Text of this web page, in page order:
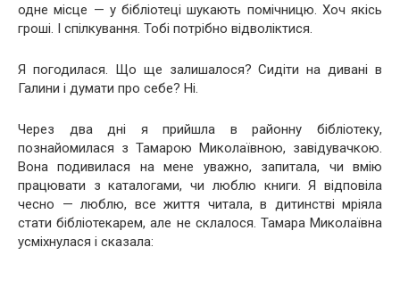
одне місце — у бібліотеці шукають помічницю. Хоч якісь
гроші. І спілкування. Тобі потрібно відволіктися.
Я погодилася. Що ще залишалося? Сидіти на дивані в
Галини і думати про себе? Ні.
Через два дні я прийшла в районну бібліотеку,
познайомилася з Тамарою Миколаївною, завідувачкою.
Вона подивилася на мене уважно, запитала, чи вмію
працювати з каталогами, чи люблю книги. Я відповіла
чесно — люблю, все життя читала, в дитинстві мріяла
стати бібліотекарем, але не склалося. Тамара Миколаївна
усміхнулася і сказала: